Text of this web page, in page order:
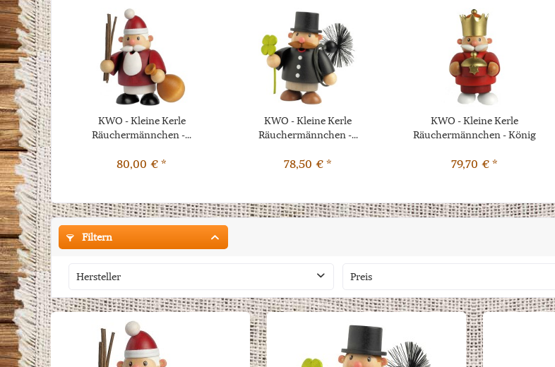
KWO - Kleine Kerle
Räuchermännchen -...
80,00 € *
KWO - Kleine Kerle
Räuchermännchen -...
78,50 € *
KWO - Kleine Kerle
Räuchermännchen - König
79,70 € *
Filtern
Hersteller
Dregeno Seiffen eG
Kunstgewerbe-Werkstätten Olbernhau GmbH
Preis
9,80 €bis